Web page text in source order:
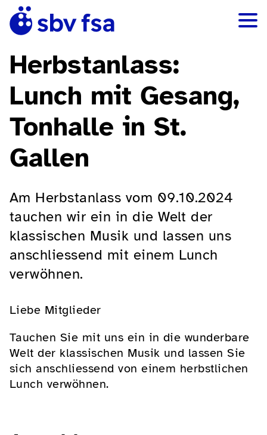
Herbstanlass:
Lunch mit Gesang,
Tonhalle in St.
Gallen
Am Herbstanlass vom 09.10.2024
tauchen wir ein in die Welt der
klassischen Musik und lassen uns
anschliessend mit einem Lunch
verwöhnen.
Liebe Mitglieder
Tauchen Sie mit uns ein in die wunderbare
Welt der klassischen Musik und lassen Sie
sich anschliessend von einem herbstlichen
Lunch verwöhnen.